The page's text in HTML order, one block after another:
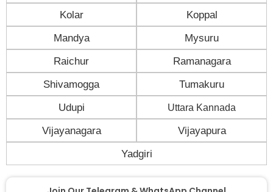
Kolar Koppal
Mandya Mysuru
Raichur Ramanagara
Shivamogga Tumakuru
Udupi Uttara Kannada
Vijayanagara Vijayapura
Yadgiri